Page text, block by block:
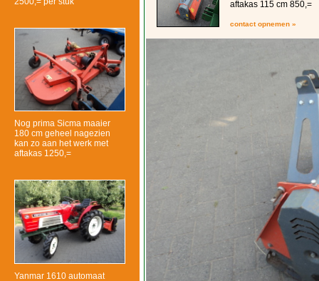
Nog prima Sicma maaier
180 cm geheel nagezien
kan zo aan het werk met
aftakas 1250,=
Yanmar 1610 automaat
aftakas 115 cm 850,=
contact opnemen »